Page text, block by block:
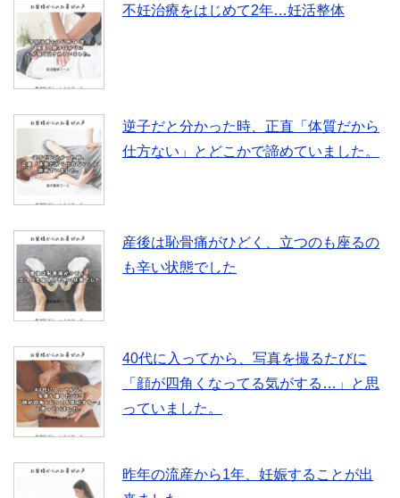
不妊治療をはじめて2年…妊活整体
逆子だと分かった時、正直「体質だから
仕方ない」とどこかで諦めていました。
産後は恥骨痛がひどく、立つのも座るの
も辛い状態でした
40代に入ってから、写真を撮るたびに
「顔が四角くなってる気がする…」と思
っていました。
昨年の流産から1年、妊娠することが出